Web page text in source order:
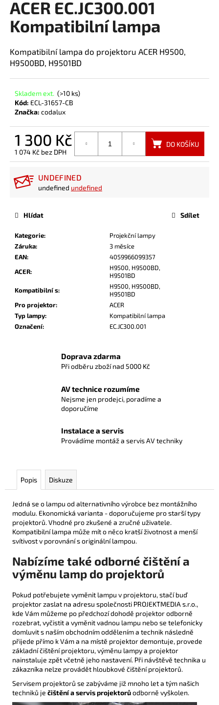
ACER EC.JC300.001
Kompatibilní lampa
Kompatibilní lampa do projektoru ACER H9500,
H9500BD, H9501BD
Skladem ext. (>10 ks)
Kód: ECL-31657-CB
Značka: codalux
1 300 Kč
1 074 Kč bez DPH
Měrná
DO KOŠÍKU
UNDEFINED
undefined undefined
Kategorie:
Projekční lampy
Záruka:
3 měsíce
EAN:
4059966099357
ACER: H9500, H9500BD,
H9501BD
Kompatibilní s:
H9500, H9500BD,
H9501BD
Pro projektor:
ACER
Typ lampy:
Kompatibilní lampa
Označení: EC.JC300.001
Hlídat Sdílet
Doprava zdarma
Při odběru zboží nad 5000 Kč
AV technice rozumíme
Nejsme jen prodejci, poradíme a
doporučíme
Instalace a servis
Provádíme montáž a servis AV techniky
Popis Diskuze
Jedná se o lampu od alternativního výrobce bez montážního
modulu. Ekonomická varianta - doporučujeme pro starší typy
projektorů. Vhodné pro zkušené a zručné uživatele.
Kompatibilní lampa může mít o něco kratší životnost a menší
svítivost v porovnání s originální lampou.
Nabízíme také odborné čištění a
výměnu lamp do projektorů
Pokud potřebujete vyměnit lampu v projektoru, stačí buď
projektor zaslat na adresu společnosti PROJEKTMEDIA s.r.o.,
kde Vám můžeme po předchozí dohodě projektor odborně
rozebrat, vyčistit a vyměnit vadnou lampu nebo se telefonicky
domluvit s naším obchodním oddělením a technik následně
přijede přímo k Vám a na místě projektor demontuje, provede
základní čištění projektoru, výměnu lampy a projektor
nainstaluje zpět včetně jeho nastavení. Při návštěvě technika u
zákazníka nelze provádět hloubkové čištění projektorů.
Servisem projektorů se zabýváme již mnoho let a tým našich
techniků je čištění a servis projektorůodborně vyškolen.
a
j
t
?
HLEDAT